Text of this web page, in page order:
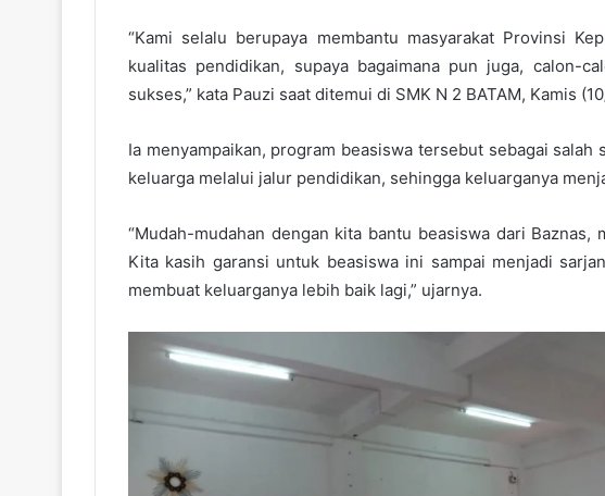
“Kami selalu berupaya membantu masyarakat Provinsi
kualitas pendidikan, supaya bagaimana pun juga, calon-
sukses,” kata Pauzi saat ditemui di SMK N 2 BATAM, Kamis
Ia menyampaikan, program beasiswa tersebut sebagai
keluarga melalui jalur pendidikan, sehingga keluarganya
“Mudah-mudahan dengan kita bantu beasiswa dari Baznas,
Kita kasih garansi untuk beasiswa ini sampai menjadi
membuat keluarganya lebih baik lagi,” ujarnya.